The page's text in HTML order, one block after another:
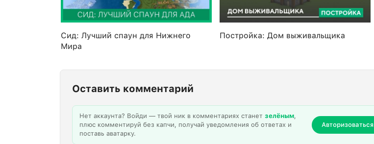
Сид: Лучший спаун для Нижнего
Мира
Постройка: Дом выживальщика
Оставить комментарий
Нет аккаунта? Войди — твой ник в комментариях станет зелёным,
плюс комментируй без капчи, получай уведомления об ответах и
поставь аватарку.
Авторизоваться